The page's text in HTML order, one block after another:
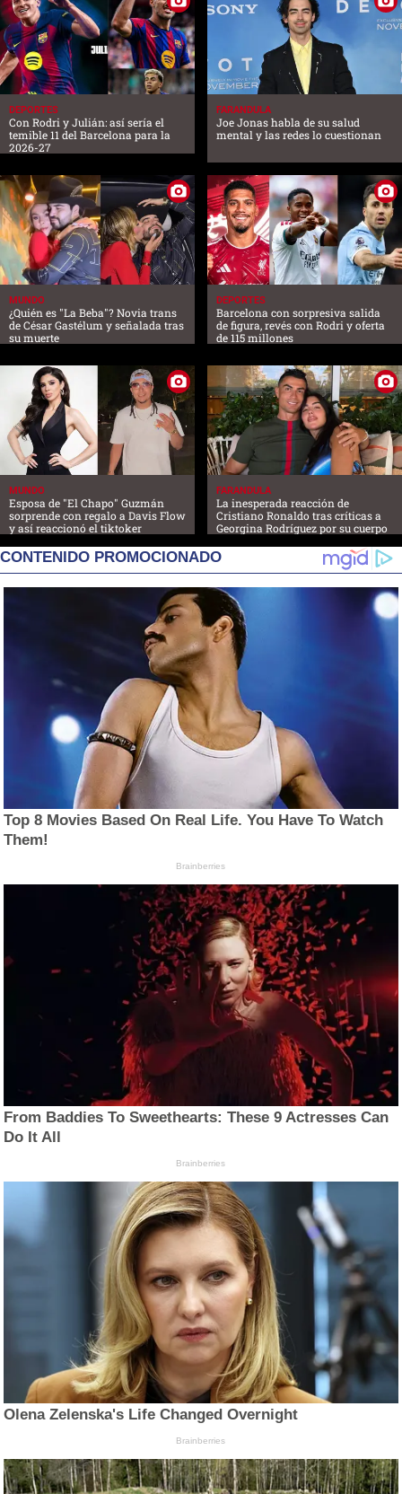
DEPORTES
Con Rodri y Julián: así sería el
temible 11 del Barcelona para la
2026-27
FARANDULA
Joe Jonas habla de su salud
mental y las redes lo cuestionan
MUNDO
¿Quién es "La Beba"? Novia trans
de César Gastélum y señalada tras
su muerte
DEPORTES
Barcelona con sorpresiva salida
de figura, revés con Rodri y oferta
de 115 millones
MUNDO
Esposa de "El Chapo" Guzmán
sorprende con regalo a Davis Flow
y así reaccionó el tiktoker
FARANDULA
La inesperada reacción de
Cristiano Ronaldo tras críticas a
Georgina Rodríguez por su cuerpo
CONTENIDO PROMOCIONADO
Top 8 Movies Based On Real Life. You Have To Watch
Them!
Brainberries
From Baddies To Sweethearts: These 9 Actresses Can
Do It All
Brainberries
Olena Zelenska's Life Changed Overnight
Brainberries